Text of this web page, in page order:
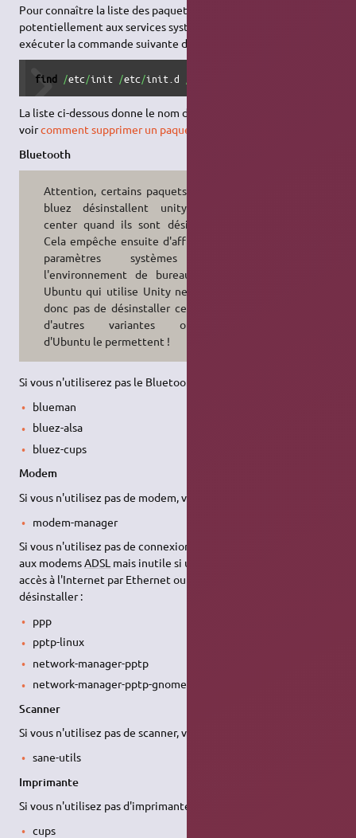
Pour connaître la liste des paquets qui correspondent
potentiellement aux services système installés, vous pouvez
exécuter la commande suivante dans une console :
find /etc/init /etc/init.d
La liste ci-dessous donne le nom des paquets. Pour désinstaller,
voircomment supprimer un paquet
Bluetooth
Attention, certains paquets comme
bluez désinstallent unity-control-
center quand ils sont désinstallés.
Cela empêche ensuite d'afficher les
paramètres systèmes avec
l'environnement de bureau Unity,
Ubuntu qui utilise Unity ne permet
donc pas de désinstaller ce paquet,
d'autres variantes officielles
d'Ubuntu le permettent !
Si vous n'utiliserez pas le Bluetooth, vous pouvez désinstaller :
blueman
bluez-alsa
bluez-cups
Modem
Si vous n'utilisez pas de modem, vous pouvez désinstaller :
modem-manager
Si vous n'utilisez pas de connexion ppp (protocole nécessaire
aux modemsADSL mais inutile si une "box"
accès à l'Internet par Ethernet ou Wifi), vous pouvez
désinstaller :
ppp
pptp-linux
network-manager-pptp
network-manager-pptp-gnome
Scanner
Si vous n'utilisez pas de scanner, vous pouvez désinstaller :
sane-utils
Imprimante
Si vous n'utilisez pas d'imprimante, vous pouvez désinstaller :
cups